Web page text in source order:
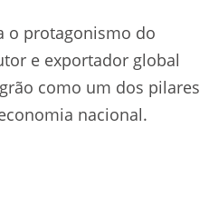
o protagonismo do
e exportador global
como um dos pilares
nacional.